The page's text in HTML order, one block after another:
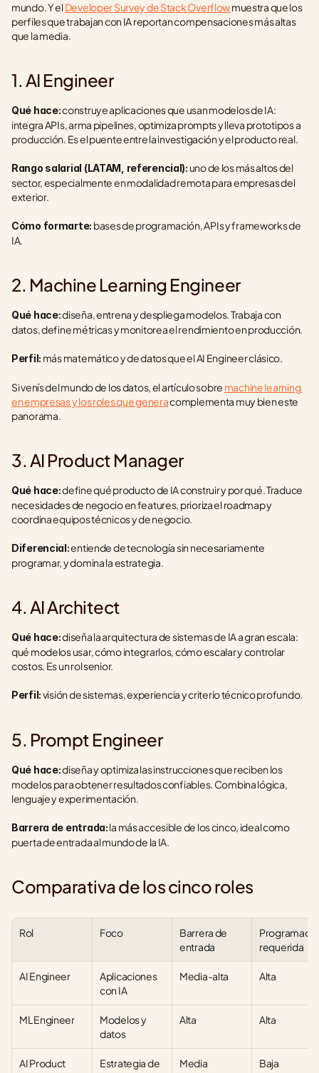
mundo. Y el Developer Survey de Stack Overflow muestra que los
perfiles que trabajan con IA reportan compensaciones más altas
que la media.
1. AI Engineer
Qué hace: construye aplicaciones que usan modelos de IA:
integra APIs, arma pipelines, optimiza prompts y lleva prototipos a
producción. Es el puente entre la investigación y el producto real.
Rango salarial (LATAM, referencial): uno de los más altos del
sector, especialmente en modalidad remota para empresas del
exterior.
Cómo formarte: bases de programación, APIs y frameworks de
IA.
2. Machine Learning Engineer
Qué hace: diseña, entrena y despliega modelos. Trabaja con
datos, define métricas y monitorea el rendimiento en producción.
Perfil: más matemático y de datos que el AI Engineer clásico.
Si venís del mundo de los datos, el artículo sobre machine learning
en empresas y los roles que genera complementa muy bien este
panorama.
3. AI Product Manager
Qué hace: define qué producto de IA construir y por qué. Traduce
necesidades de negocio en features, prioriza el roadmap y
coordina equipos técnicos y de negocio.
Diferencial: entiende de tecnología sin necesariamente
programar, y domina la estrategia.
4. AI Architect
Qué hace: diseña la arquitectura de sistemas de IA a gran escala:
qué modelos usar, cómo integrarlos, cómo escalar y controlar
costos. Es un rol senior.
Perfil: visión de sistemas, experiencia y criterio técnico profundo.
5. Prompt Engineer
Qué hace: diseña y optimiza las instrucciones que reciben los
modelos para obtener resultados confiables. Combina lógica,
lenguaje y experimentación.
Barrera de entrada: la más accesible de los cinco, ideal como
puerta de entrada al mundo de la IA.
Comparativa de los cinco roles
Rol Foco
Barrera de
entrada
requerida
AI Engineer
Aplicaciones
con IA
Media-alta Alta
ML Engineer
Modelos y
datos
Alta Alta
AI Product
Estrategia de
Media Baja